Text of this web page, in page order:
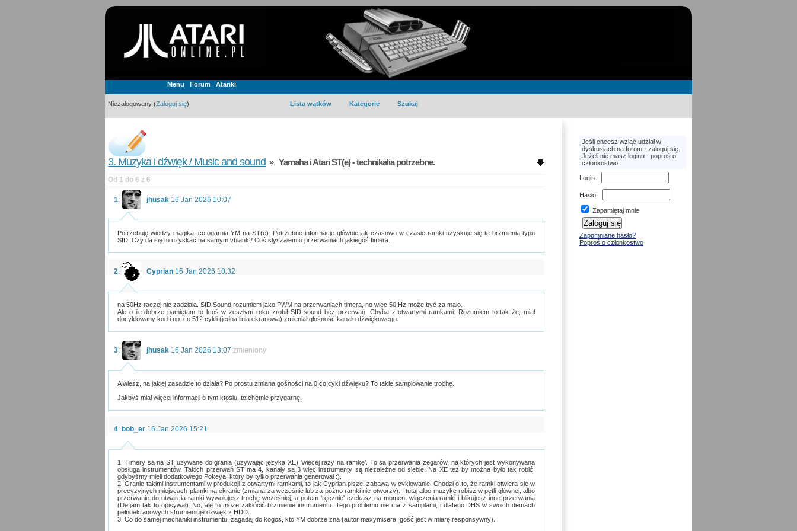
Menu Forum Atariki
Niezalogowany (Zaloguj się) Lista wątków Kategorie Szukaj
Jeśli chcesz wziąć udział w
dyskusjach na forum - zaloguj się.
Jeżeli nie masz loginu - poproś o
członkostwo.
Login:
Hasło:
Zapamiętaj mnie
Zapomniane hasło?
Poproś o członkostwo
3. Muzyka i dźwięk / Music and sound » Yamaha i Atari ST(e) - technikalia potrzebne.
Od 1 do 6 z 6
1: jhusak 16 Jan 2026 10:07
Potrzebuję wiedzy magika, co ogarnia YM na ST(e). Potrzebne informacje głównie jak czasowo w czasie ramki uzyskuje się te brzmienia typu
SID. Czy da się to uzyskać na samym vblank? Coś słyszałem o przerwaniach jakiegoś timera.
2: Cyprian 16 Jan 2026 10:32
na 50Hz raczej nie zadziała. SID Sound rozumiem jako PWM na przerwaniach timera, no więc 50 Hz może być za mało.
Ale o ile dobrze pamiętam to ktoś w zeszłym roku zrobił SID sound bez przerwań. Chyba z otwartymi ramkami. Rozumiem to tak że, miał
docyklowany kod i np. co 512 cykli (jedna linia ekranowa) zmieniał głośność kanału dźwiękowego.
3: jhusak 16 Jan 2026 13:07 zmieniony
A wiesz, na jakiej zasadzie to działa? Po prostu zmiana gośności na 0 co cykl dźwięku? To takie samplowanie trochę.
Jakbyś miał więcej informacji o tym ktosiu, to chętnie przygarnę.
4: bob_er 16 Jan 2026 15:21
1. Timery są na ST używane do grania (używając języka XE) 'więcej razy na ramkę'. To są przerwania zegarów, na których jest wykonywana
obsługa instrumentów. Takich przerwań ST ma 4, kanały są 3 więc instrumenty są niezależne od siebie. Na XE też by można było tak robić,
gdybyśmy mieli dodatkowego Pokeya, który by tylko przerwania generował :).
2. Granie takimi instrumentami w produkcji z otwartymi ramkami, to jak Cyprian pisze, zabawa w cyklowanie. Chodzi o to, że ramki otwiera się w
precyzyjnych miejscach plamki na ekranie (zmiana za wcześnie lub za późno ramki nie otworzy). I tutaj albo muzykę robisz w pętli głównej, albo
przerwanie do otwarcia ramki wywołujesz trochę wcześniej, a potem 'ręcznie' czekasz na moment włączenia ramki i blikujesz inne przerwania
(Defjam tak to opisywał). No, ale to może zakłócić brzmienie instrumentu. Tego problemu nie ma z samplami, i dlatego DHS w swoich demach
pełnoekranowych strumieniuje dźwięk z HDD.
3. Co do samej mechaniki instrumentu, zagadaj do kogoś, kto YM dobrze zna (autor maxymisera, gość jest w miarę responsywny).